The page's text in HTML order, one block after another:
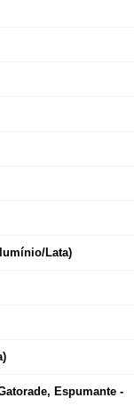
Lata)
Espumante -